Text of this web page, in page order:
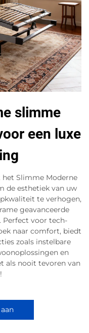
slimme
een luxe
het Slimme Moderne
de esthetiek van uw
te verhogen,
geavanceerde
voor tech-
naar comfort, biedt
zoals instelbare
en
als nooit tevoren van